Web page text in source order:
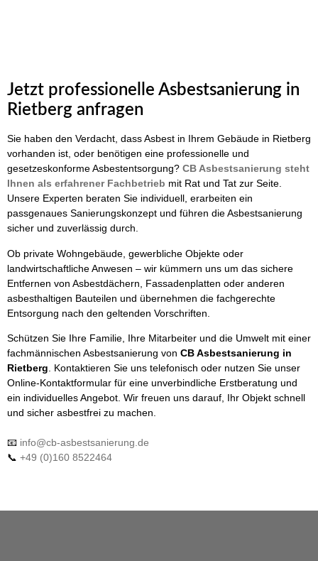
Jetzt professionelle Asbestsanierung in
Rietberg anfragen
Sie haben den Verdacht, dass Asbest in Ihrem Gebäude in Rietberg
vorhanden ist, oder benötigen eine professionelle und
gesetzeskonforme Asbestentsorgung? CB Asbestsanierung steht
Ihnen als erfahrener Fachbetrieb mit Rat und Tat zur Seite.
Unsere Experten beraten Sie individuell, erarbeiten ein
passgenaues Sanierungskonzept und führen die Asbestsanierung
sicher und zuverlässig durch.
Ob private Wohngebäude, gewerbliche Objekte oder
landwirtschaftliche Anwesen – wir kümmern uns um das sichere
Entfernen von Asbestdächern, Fassadenplatten oder anderen
asbesthaltigen Bauteilen und übernehmen die fachgerechte
Entsorgung nach den geltenden Vorschriften.
Schützen Sie Ihre Familie, Ihre Mitarbeiter und die Umwelt mit einer
fachmännischen Asbestsanierung von CB Asbestsanierung in
Rietberg . Kontaktieren Sie uns telefonisch oder nutzen Sie unser
Online-Kontaktformular für eine unverbindliche Erstberatung und
ein individuelles Angebot. Wir freuen uns darauf, Ihr Objekt schnell
und sicher asbestfrei zu machen.
📧 info@cb-asbestsanierung.de
📞 +49 (0)160 8522464